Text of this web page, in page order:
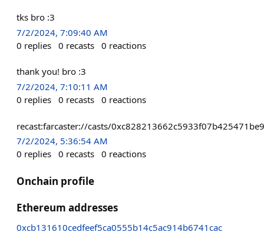
tks bro :3
7/2/2024, 7:09:40 AM
0 replies 0 recasts 0 reactions
thank you! bro :3
7/2/2024, 7:10:11 AM
0 replies 0 recasts 0 reactions
recast:farcaster://casts/
7/2/2024, 5:36:54 AM
0 replies 0 recasts 0 reactions
Onchain profile
Ethereum addresses
0xcb131610cedfeef5ca0555b14c5ac914b6741cac